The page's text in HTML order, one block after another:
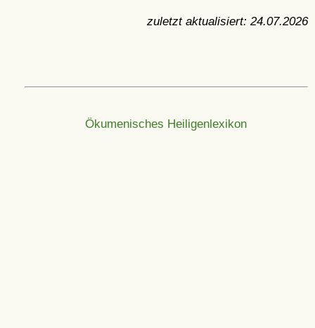
zuletzt aktualisiert: 24.07.2026
Ökumenisches Heiligenlexikon